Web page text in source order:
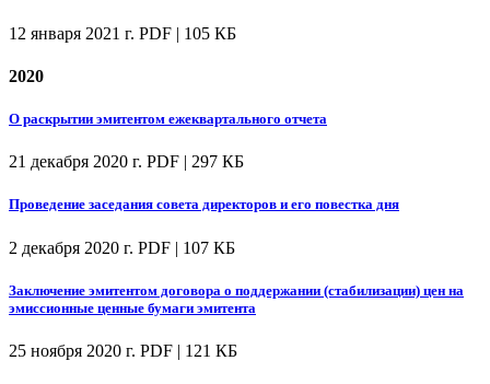
12 января 2021 г. PDF | 105 КБ
2020
О раскрытии эмитентом ежеквартального отчета
21 декабря 2020 г. PDF | 297 КБ
Проведение заседания совета директоров и его повестка дня
2 декабря 2020 г. PDF | 107 КБ
Заключение эмитентом договора о поддержании (стабилизации) цен на
эмиссионные ценные бумаги эмитента
25 ноября 2020 г. PDF | 121 КБ